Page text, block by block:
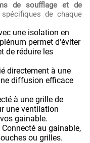
de soufflage et de
de chaque
une isolation en
permet d'éviter
de réduire les
directement à une
diffusion efficace
à une grille de
une ventilation
gainable.
Connecté au gainable,
ou grilles.